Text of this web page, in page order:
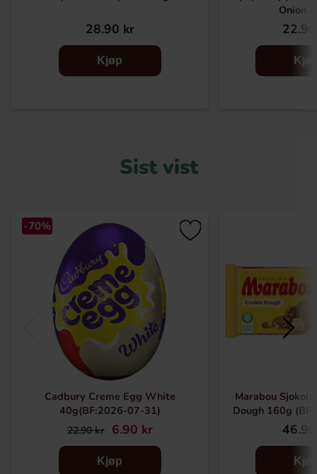
28.90 kr
Kjøp
Onion
Sist vist
-70%
Cadbury Creme Egg White
40g(BF:2026-07-31)
22.90 kr 6.90 kr
Kjøp
Marabou
Dough 160g